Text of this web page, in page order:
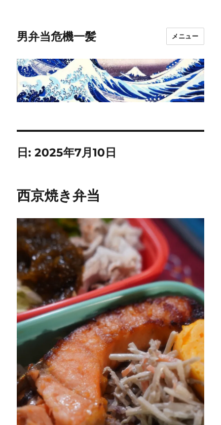
男弁当危機一髪 メニュー
日:2025年7月10日
西京焼き弁当